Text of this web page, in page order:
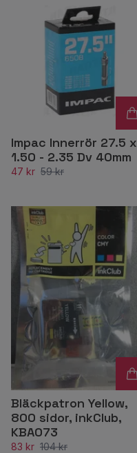
Impac Innerrör 27.5 x
1.50 - 2.35 Dv 40mm
47 kr 59 kr
Bläckpatron Yellow,
800 sidor, inkClub,
KBA073
83 kr 104 kr